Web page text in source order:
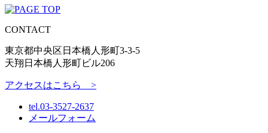
CONTACT
東京都中央区日本橋人形町3-3-5
天翔日本橋人形町ビル206
アクセスはこちら >
tel.03-3527-2637
メールフォーム